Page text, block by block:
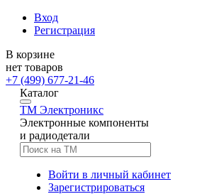
Вход
Регистрация
В корзине
нет товаров
+7 (499) 677-21-46
Каталог
TM Электроникс
Электронные компоненты
и радиодетали
Войти в личный кабинет
Зарегистрироваться